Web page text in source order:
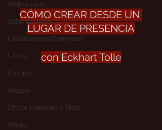
Meditaciones
Sitios de interés
Canalizaciones/Entrevistas
Libros
Cristales
Stargate
Divino Femenino y Masc.
Música
CÓMO CREAR DESDE UN
LUGAR DE PRESENCIA
con Eckhart Tolle